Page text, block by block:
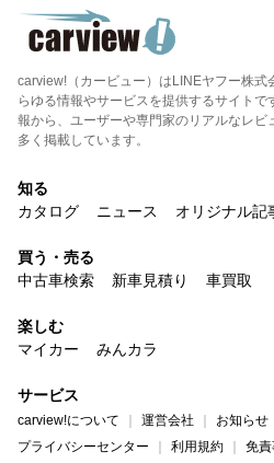
carview!（カービュー）はLINEヤフー株式
らゆる情報やサービスを提供するサイト
報から、ユーザーや専門家のリアルなレビ
多く掲載しています。
知る
カタログ
ニュース オリジナル記
買う・売る
中古車検索
新車見積り 車買取
楽しむ
マイカー
みんカラ
サービス
carview!について 運営会社 お知らせ
プライバシーセンター
利用規約 免